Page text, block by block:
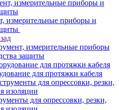
измерительные приборы и
измерительные приборы
защиты
для протяжки кабеля
для опрессовки, резки,